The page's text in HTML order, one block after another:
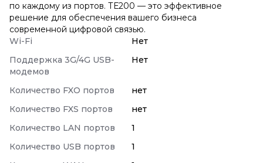
по каждому из портов. ТЕ200 — это эффективное
решение для обеспечения вашего бизнеса
современной цифровой связью.
Wi-Fi
Нет
Поддержка 3G/4G USB-
модемов
Нет
Количество FXO портов
нет
Количество FXS портов
нет
Количество LAN портов
1
Количество USB портов
1